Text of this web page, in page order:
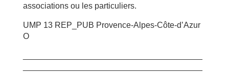
associations ou les particuliers.
UMP 13 REP_PUB Provence-Alpes-Côte-d’Azur
O